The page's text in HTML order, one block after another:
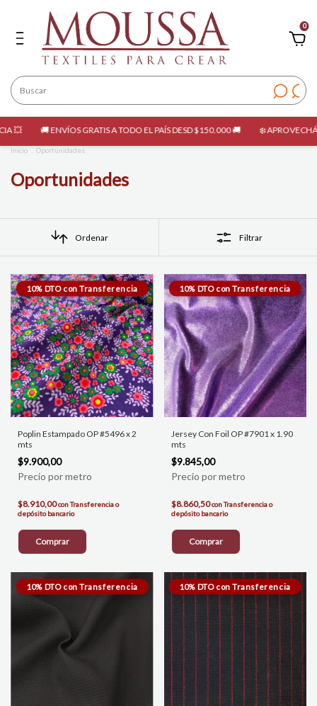
0
GRATIS A TODO EL PAÍS DESD $150.000 🚚 ❄️ APROVECHÁ LAS
Inicio Oportunidades
Oportunidades
Ordenar Filtrar
Poplin Estampado OP #5496 x 2
mts
$9.900,00
$8.910,00conTransferencia o
depósito bancario
Comprar
Jersey Con Foil OP #7901 x 1.90
mts
$9.845,00
$8.860,50conTransferencia o
depósito bancario
Comprar